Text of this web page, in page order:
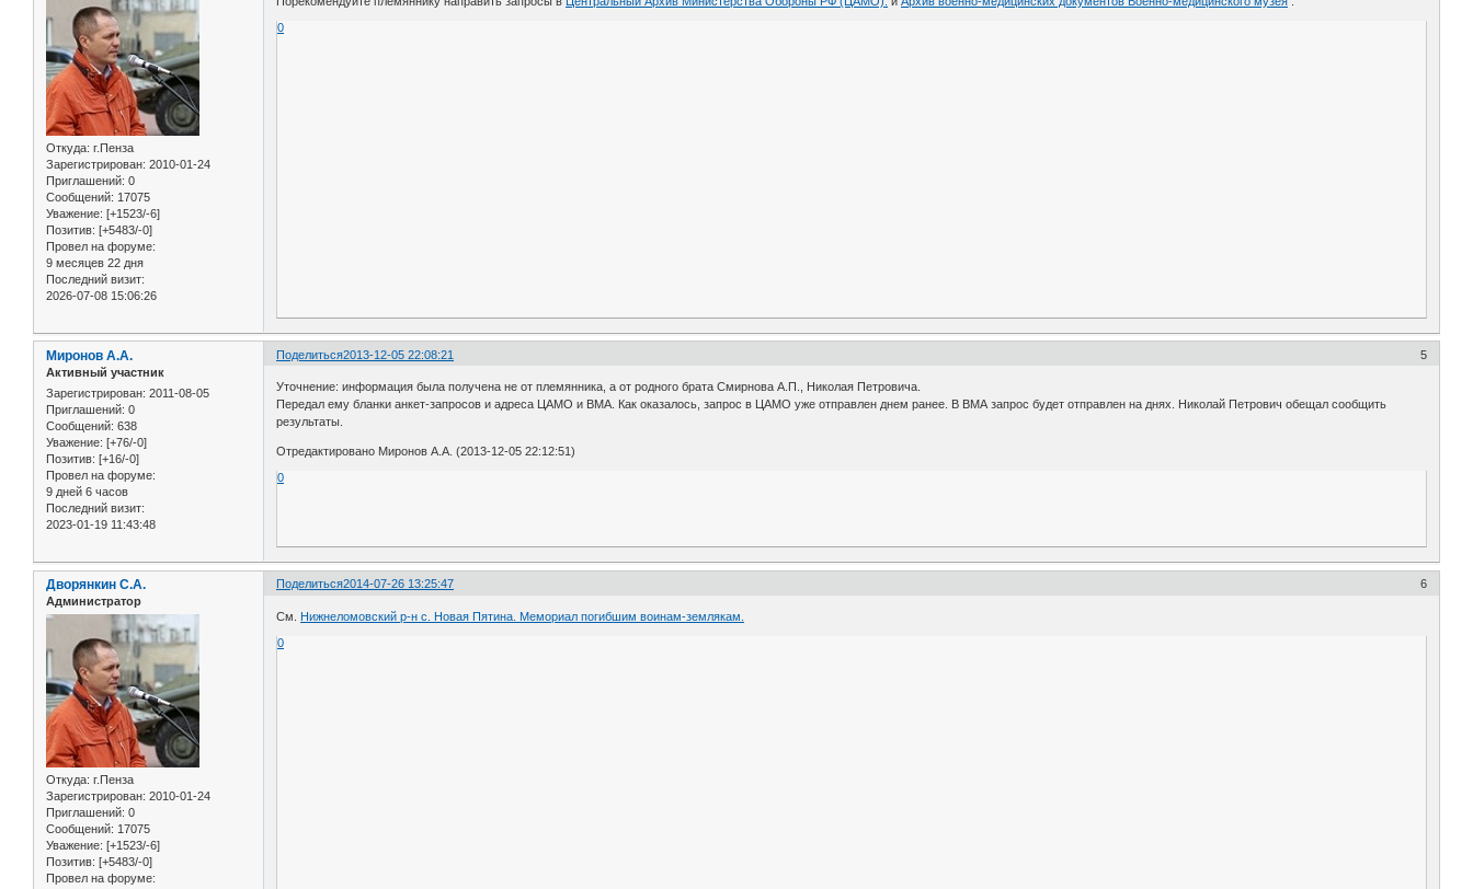
Откуда: г.Пенза
Зарегистрирован: 2010-01-24
Приглашений: 0
Сообщений: 17075
Уважение: [+1523/-6]
Позитив: [+5483/-0]
Провел на форуме:
9 месяцев 22 дня
Последний визит:
2026-07-08 15:06:26
0
Поделиться 5
2013-12-05 22:08:21
Миронов А.А.
Активный участник
Зарегистрирован: 2011-08-05
Приглашений: 0
Сообщений: 638
Уважение: [+76/-0]
Позитив: [+16/-0]
Провел на форуме:
9 дней 6 часов
Последний визит:
2023-01-19 11:43:48
Уточнение: информация была получена не от племянника, а от родного брата Смирнова А.П., Николая Петровича.
Передал ему бланки анкет-запросов и адреса ЦАМО и ВМА. Как оказалось, запрос в ЦАМО уже отправлен днем ранее. В ВМА запрос будет отправлен на днях. Николай Петрович обещал сообщить
результаты.
Отредактировано Миронов А.А. (2013-12-05 22:12:51)
0
Поделиться 6
2014-07-26 13:25:47
Дворянкин С.А.
Администратор
Откуда: г.Пенза
Зарегистрирован: 2010-01-24
Приглашений: 0
Сообщений: 17075
Уважение: [+1523/-6]
Позитив: [+5483/-0]
Провел на форуме:
См. Нижнеломовский р-н с. Новая Пятина. Мемориал погибшим воинам-землякам.
0